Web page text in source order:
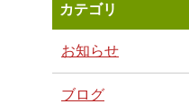
カテゴリ
お知らせ
ブログ